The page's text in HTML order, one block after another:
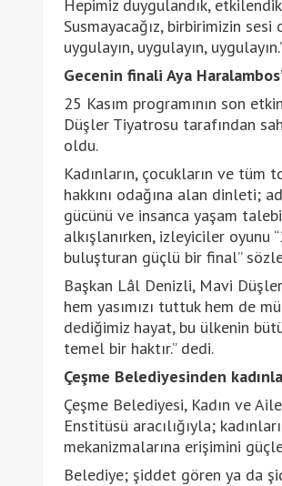
Hepimiz duygulandık,
Susmayacağız, birbirimizin
uygulayın, uygulayın,
Gecenin finali Aya
25 Kasım programının son
Düşler Tiyatrosu tarafından
oldu.
Kadınların, çocukların ve
hakkını odağına alan dinleti;
gücünü ve insanca yaşam
alkışlanırken, izleyiciler oyunu
buluşturan güçlü bir final”
Başkan Lâl Denizli, Mavi
hem yasımızı tuttuk hem de
dediğimiz hayat, bu ülkenin
temel bir haktır.” dedi.
Çeşme Belediyesinden
Çeşme Belediyesi, Kadın ve
Enstitüsü aracılığıyla;
mekanizmalarına erişimini
Belediye; şiddet gören ya da